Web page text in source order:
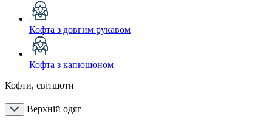
Кофта з довгим рукавом
Кофта з капюшоном
Кофти, світшоти
Верхній одяг